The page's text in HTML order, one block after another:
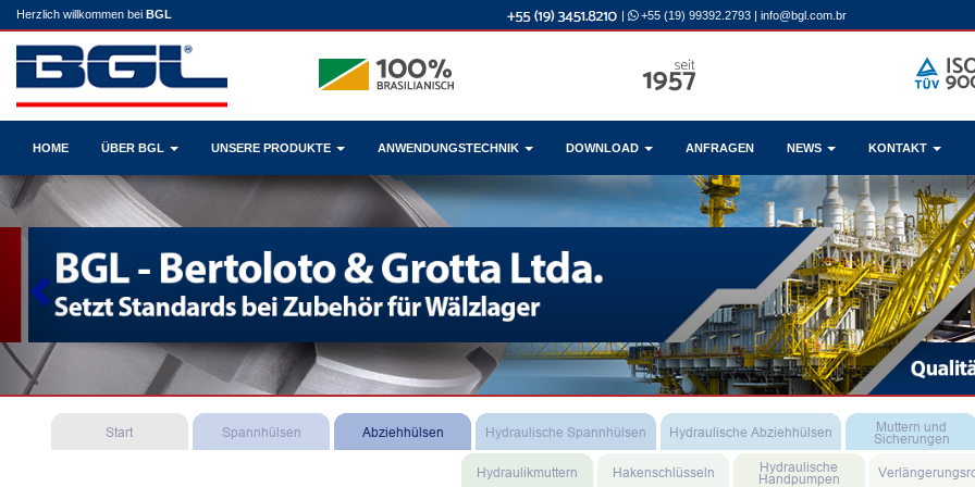
Herzlich willkommen bei BGL | +55 (19) 99392.2793 | info@bgl.com.br
HOME ÜBER BGL UNSERE PRODUKTE ANWENDUNGSTECHNIK DOWNLOAD ANFRAGEN NEWS KONTAKT
Previous